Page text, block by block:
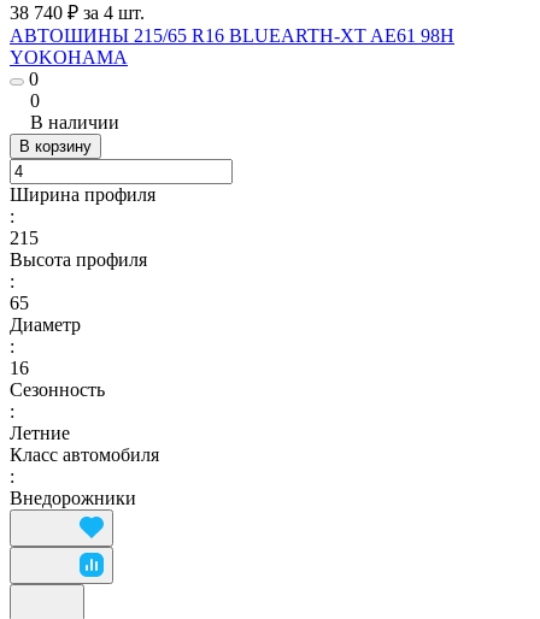
38 740 ₽ за 4 шт.
АВТОШИНЫ 215/65 R16 BLUEARTH-XT AE61 98H
YOKOHAMA
0
0
В наличии
В корзину
Ширина профиля
:
215
Высота профиля
:
65
Диаметр
:
16
Сезонность
:
Летние
Класс автомобиля
:
Внедорожники